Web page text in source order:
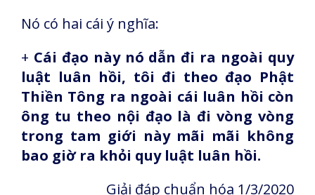
Nó có hai cái ý nghĩa:
+ Cái đạo này nó dẫn đi ra ngoài quy
luật luân hồi, tôi đi theo đạo Phật
Thiền Tông ra ngoài cái luân hồi còn
ông tu theo nội đạo là đi vòng vòng
trong tam giới này mãi mãi không
bao giờ ra khỏi quy luật luân hồi.
Giải đáp chuẩn hóa 1/3/2020